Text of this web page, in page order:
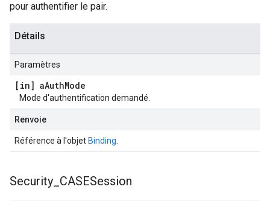
pour authentifier le pair.
Détails
Paramètres
[in] aAuthMode
Mode d'authentification demandé.
Renvoie
Référence à l'objet Binding
Security CASESession